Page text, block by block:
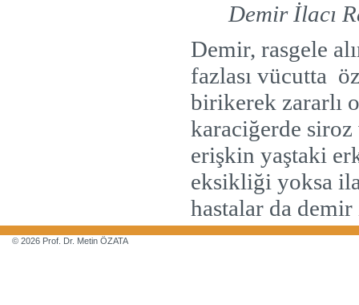
Demir İlacı
Demir, rasgele
fazlası vücutta
birikerek zararlı
karaciğerde
erişkin yaştaki
eksikliği yoksa
hastalar da demir
© 2026 Prof. Dr. Metin ÖZATA